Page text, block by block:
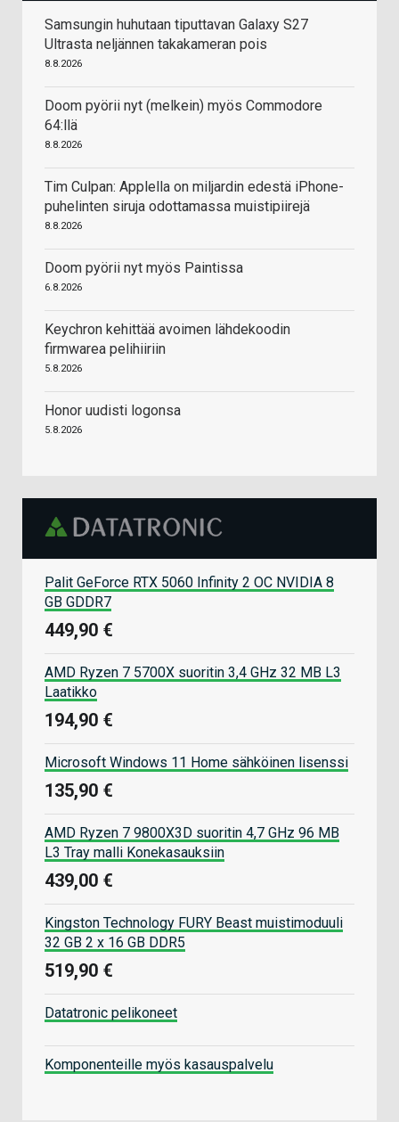
Samsungin huhutaan tiputtavan Galaxy S27
Ultrasta neljännen takakameran pois
8.8.2026
Doom pyörii nyt (melkein) myös Commodore
64:llä
8.8.2026
Tim Culpan: Applella on miljardin edestä iPhone-
puhelinten siruja odottamassa muistipiirejä
8.8.2026
Doom pyörii nyt myös Paintissa
6.8.2026
Keychron kehittää avoimen lähdekoodin
firmwarea pelihiiriin
5.8.2026
Honor uudisti logonsa
5.8.2026
Palit GeForce RTX 5060 Infinity 2 OC NVIDIA 8
GB GDDR7
449,90 €
AMD Ryzen 7 5700X suoritin 3,4 GHz 32 MB L3
Laatikko
194,90 €
Microsoft Windows 11 Home sähköinen lisenssi
135,90 €
AMD Ryzen 7 9800X3D suoritin 4,7 GHz 96 MB
L3 Tray malli Konekasauksiin
439,00 €
Kingston Technology FURY Beast muistimoduuli
32 GB 2 x 16 GB DDR5
519,90 €
Datatronic pelikoneet
Komponenteille myös kasauspalvelu